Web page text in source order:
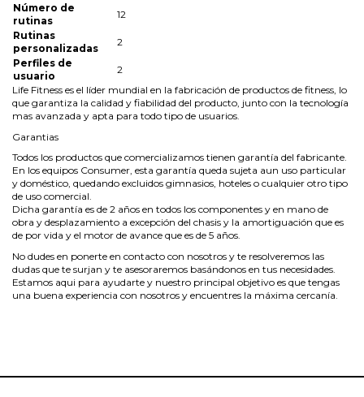
Número de
rutinas
12
Rutinas
personalizadas
2
Perfiles de
usuario
2
Life Fitness es el líder mundial en la fabricación de productos de fitness, lo
que garantiza la calidad y fiabilidad del producto, junto con la tecnología
mas avanzada y apta para todo tipo de usuarios.
Garantias
Todos los productos que comercializamos tienen garantía del fabricante.
En los equipos Consumer, esta garantía queda sujeta aun uso particular
y doméstico, quedando excluidos gimnasios, hoteles o cualquier otro tipo
de uso comercial.
Dicha garantía es de 2 años en todos los componentes y en mano de
obra y desplazamiento a excepción del chasis y la amortiguación que es
de por vida y el motor de avance que es de 5 años.
No dudes en ponerte en contacto con nosotros y te resolveremos las
dudas que te surjan y te asesoraremos basándonos en tus necesidades.
Estamos aqui para ayudarte y nuestro principal objetivo es que tengas
una buena experiencia con nosotros y encuentres la máxima cercanía.